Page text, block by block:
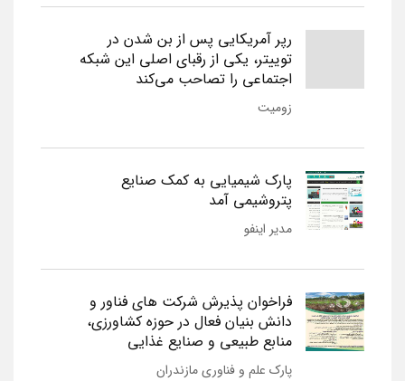
رپر آمریکایی پس از بن شدن در
توییتر، یکی از رقبای اصلی این شبکه
اجتماعی را تصاحب می‌کند
زومیت
پارک شیمیایی به کمک صنایع
پتروشیمی آمد
مدیر اینفو
فراخوان پذیرش شرکت های فناور و
دانش بنیان فعال در حوزه کشاورزی،
منابع طبیعی و صنایع غذایی
پارک علم و فناوری مازندران